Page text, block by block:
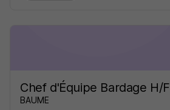
Chef d'Équipe Bardage H/F
BAUME